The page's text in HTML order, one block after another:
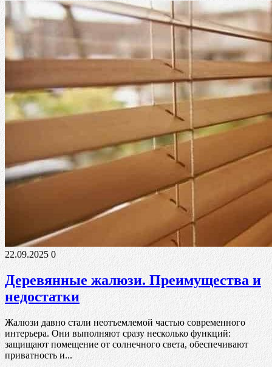
22.09.2025 0
Деревянные жалюзи. Преимущества и
недостатки
Жалюзи давно стали неотъемлемой частью современного
интерьера. Они выполняют сразу несколько функций:
защищают помещение от солнечного света, обеспечивают
приватность и...